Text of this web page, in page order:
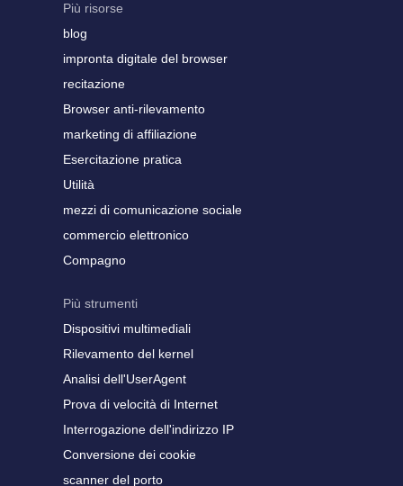
Più risorse
blog
impronta digitale del browser
recitazione
Browser anti-rilevamento
marketing di affiliazione
Esercitazione pratica
Utilità
mezzi di comunicazione sociale
commercio elettronico
Compagno
Più strumenti
Dispositivi multimediali
Rilevamento del kernel
Analisi dell'UserAgent
Prova di velocità di Internet
Interrogazione dell'indirizzo IP
Conversione dei cookie
scanner del porto